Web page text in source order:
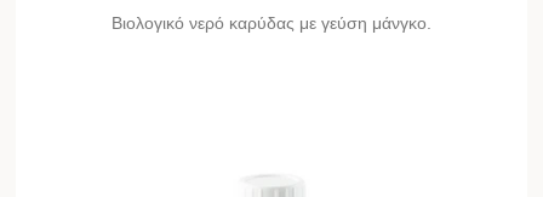
Βιολογικό νερό καρύδας με γεύση μάνγκο.